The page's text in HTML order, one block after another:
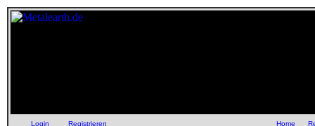
Login Registrieren Home